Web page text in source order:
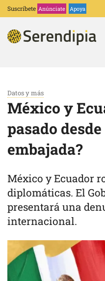
Suscríbete Anúnciate Apoya
Datos y más
México y
pasado
embajada?
México y Ecuador
diplomáticas. El
presentará una
internacional.